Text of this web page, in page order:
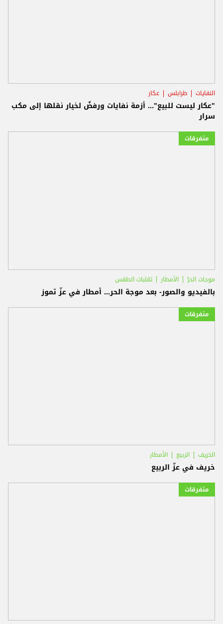
النفايات طرابلس عكار
"عكار ليست للبيع"... أزمة نفايات ورفضٌ لخيار نقلها إلى مكب
سرار
متفرقات
موجات الحرّ الأمطار تقلبات الطقس
بالفيديو والصور- بعد موجة الحر... أمطار في عزّ تموز
متفرقات
الخريف الربيع الأمطار
خريف في عزّ الربيع
متفرقات